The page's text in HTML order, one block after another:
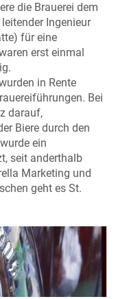
die Brauerei dem
Ingenieur
für eine
erst einmal
in Rente
Bei
darauf,
Biere durch den
ein
seit anderthalb
Marketing und
geht es St.